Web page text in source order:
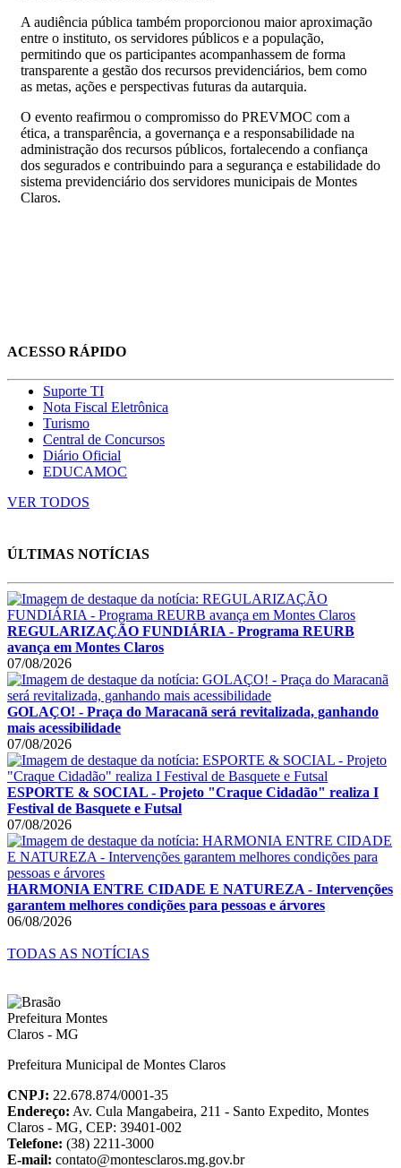
A audiência pública também proporcionou maior aproximação
entre o instituto, os servidores públicos e a população,
permitindo que os participantes acompanhassem de forma
transparente a gestão dos recursos previdenciários, bem como
as metas, ações e perspectivas futuras da autarquia.
O evento reafirmou o compromisso do PREVMOC com a
ética, a transparência, a governança e a responsabilidade na
administração dos recursos públicos, fortalecendo a confiança
dos segurados e contribuindo para a segurança e estabilidade do
sistema previdenciário dos servidores municipais de Montes
Claros.
ACESSO RÁPIDO
Suporte TI
Nota Fiscal Eletrônica
Turismo
Central de Concursos
Diário Oficial
EDUCAMOC
VER TODOS
ÚLTIMAS NOTÍCIAS
REGULARIZAÇÃO FUNDIÁRIA - Programa REURB
avança em Montes Claros
07/08/2026
GOLAÇO! - Praça do Maracanã será revitalizada, ganhando
mais acessibilidade
07/08/2026
ESPORTE & SOCIAL - Projeto "Craque Cidadão" realiza I
Festival de Basquete e Futsal
07/08/2026
HARMONIA ENTRE CIDADE E NATUREZA - Intervenções
garantem melhores condições para pessoas e árvores
06/08/2026
TODAS AS NOTÍCIAS
Prefeitura Municipal de Montes Claros
CNPJ: 22.678.874/0001-35
Endereço: Av. Cula Mangabeira, 211 - Santo Expedito, Montes
Claros - MG, CEP: 39401-002
Telefone: (38) 2211-3000
E-mail: contato@montesclaros.mg.gov.br